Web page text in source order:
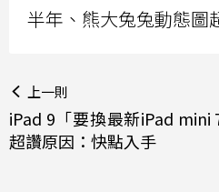
半年、熊大兔兔動態圖
上一則
iPad 9「要換最新iPad
超讚原因：快點入手